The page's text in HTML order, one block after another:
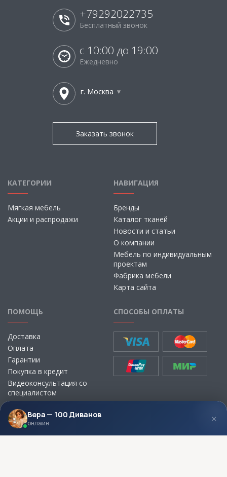
+79292022735
Бесплатный звонок
с 10:00 до 19:00
Ежедневно
г. Москва
Заказать звонок
КАТЕГОРИИ
Мягкая мебель
Акции и распродажи
НАВИГАЦИЯ
Бренды
Каталог тканей
Новости и статьи
О компании
Мебель по индивидуальным
проектам
Фабрика мебели
Карта сайта
ПОМОЩЬ
Доставка
Оплата
Гарантии
Покупка в кредит
Видеоконсультация со
специалистом
Выбор ткани для мебели без
визита в магазин
СПОСОБЫ ОПЛАТЫ
МЫ В СОЦСЕТЯХ КОНТАКТЫ
Вера — 100 Диванов
онлайн ×